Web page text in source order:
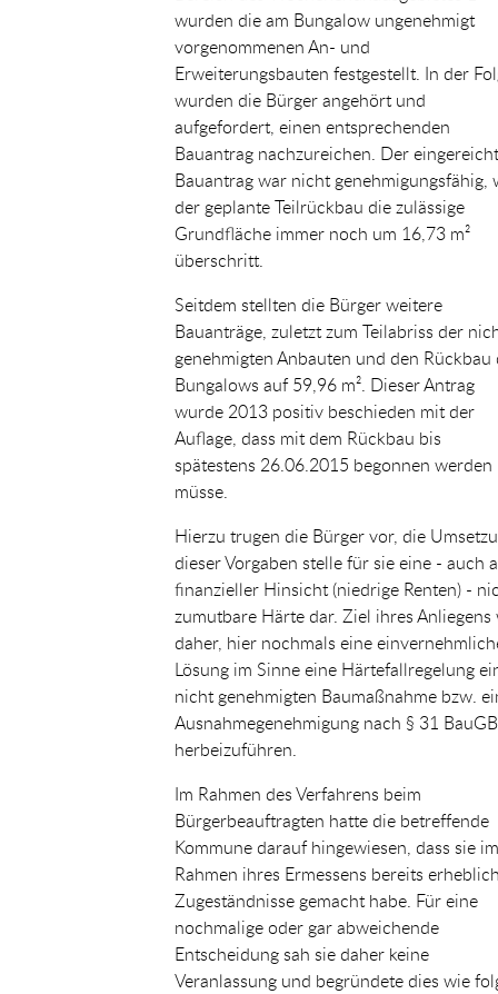
wurden die am Bungalow ungenehmigt
vorgenommenen An- und
Erweiterungsbauten festgestellt. In der
wurden die Bürger angehört und
aufgefordert, einen entsprechenden
Bauantrag nachzureichen. Der
Bauantrag war nicht genehmigungsfähig,
der geplante Teilrückbau die zulässige
Grundfläche immer noch um 16,73 m²
überschritt.
Seitdem stellten die Bürger weitere
Bauanträge, zuletzt zum Teilabriss der
genehmigten Anbauten und den Rückbau
Bungalows auf 59,96 m². Dieser Antrag
wurde 2013 positiv beschieden mit der
Auflage, dass mit dem Rückbau bis
spätestens 26.06.2015 begonnen werden
müsse.
Hierzu trugen die Bürger vor, die
dieser Vorgaben stelle für sie eine - auch
finanzieller Hinsicht (niedrige Renten) -
zumutbare Härte dar. Ziel ihres Anliegens
daher, hier nochmals eine
Lösung im Sinne eine Härtefallregelung
nicht genehmigten Baumaßnahme bzw.
Ausnahmegenehmigung nach § 31 BauGB
herbeizuführen.
Im Rahmen des Verfahrens beim
Bürgerbeauftragten hatte die betreffende
Kommune darauf hingewiesen, dass sie im
Rahmen ihres Ermessens bereits
Zugeständnisse gemacht habe. Für eine
nochmalige oder gar abweichende
Entscheidung sah sie daher keine
Veranlassung und begründete dies wie